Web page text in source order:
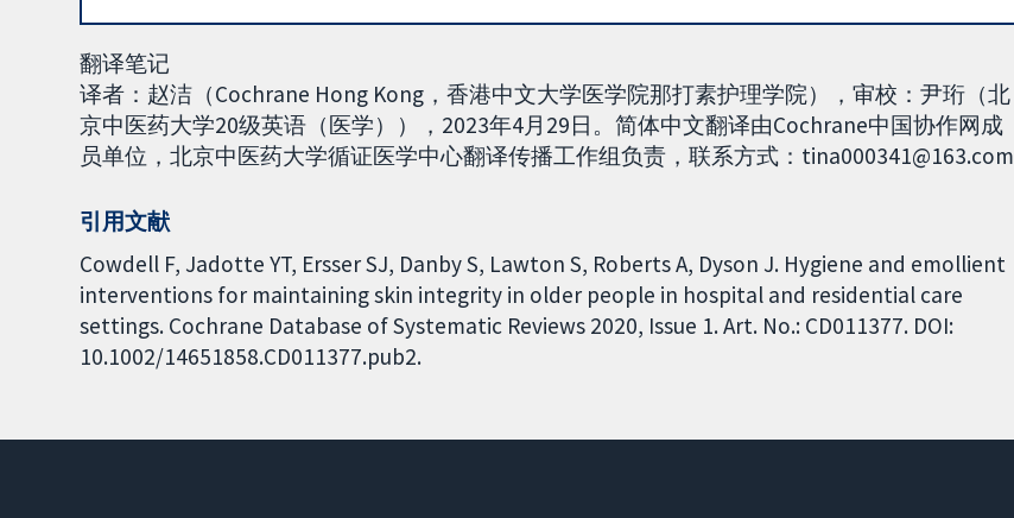
翻译笔记
译者：赵洁（Cochrane Hong Kong，香港中文大学医学院那打素护理学院），审校：尹珩（北
京中医药大学20级英语（医学）），2023年4月29日。简体中文翻译由Cochrane中国协作网成
员单位，北京中医药大学循证医学中心翻译传播工作组负责，联系方式：tina000341@163.com
引用文献
Cowdell F, Jadotte YT, Ersser SJ, Danby S, Lawton S, Roberts A, Dyson J. Hygiene and emollient
interventions for maintaining skin integrity in older people in hospital and residential care
settings. Cochrane Database of Systematic Reviews 2020, Issue 1. Art. No.: CD011377. DOI:
10.1002/14651858.CD011377.pub2.